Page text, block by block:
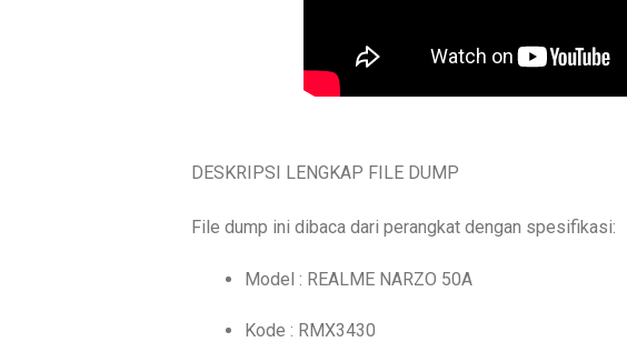
DESKRIPSI LENGKAP FILE DUMP
File dump ini dibaca dari perangkat dengan spesifikasi:
Model : REALME NARZO 50A
Kode : RMX3430